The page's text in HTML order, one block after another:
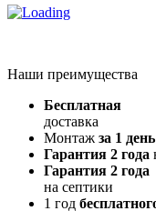
Наши преимущества
Бесплатная
доставка
Монтаж за 1 день
Гарантия 2 года
Гарантия 2 года
на септики
1 год